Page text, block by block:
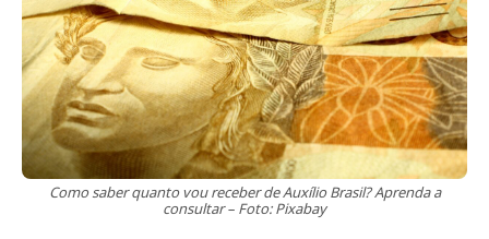
Como saber quanto vou receber de Auxílio Brasil? Aprenda a
consultar – Foto: Pixabay